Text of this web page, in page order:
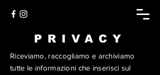
PRIVACY
Riceviamo, raccogliamo e archiviamo
tutte le informazioni che inserisci sul